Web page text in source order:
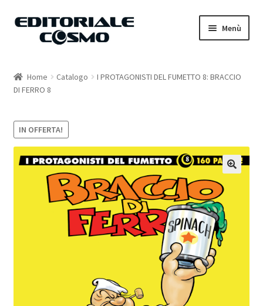
Vai
Vai
Menù
Catalogo
Carrello
Il mio account
Home Catalogo
I PROTAGONISTI DEL FUMETTO 8: BRACCIO
DI FERRO 8
IN OFFERTA!